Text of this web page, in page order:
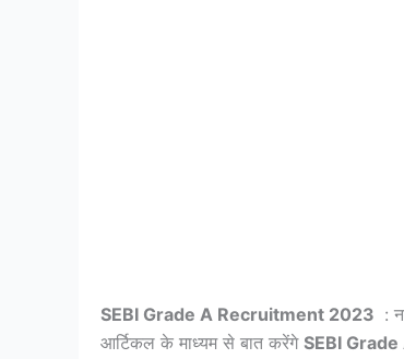
SEBI Grade A Recruitment 2023 :
आर्टिकल के माध्यम से बात करेंगे SEBI